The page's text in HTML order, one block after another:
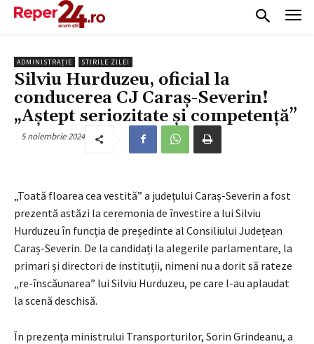
ADMINISTRAȚIE STIRILE ZILEI
Silviu Hurduzeu, oficial la
conducerea CJ Caraș-Severin!
„Aștept seriozitate și competență”
5 noiembrie 2024
„Toată floarea cea vestită” a județului Caraș-Severin a fost
prezentă astăzi la ceremonia de învestire a lui Silviu
Hurduzeu în funcția de președinte al Consiliului Județean
Caraș-Severin. De la candidați la alegerile parlamentare, la
primari și directori de instituții, nimeni nu a dorit să rateze
„re-înscăunarea” lui Silviu Hurduzeu, pe care l-au aplaudat
la scenă deschisă.
În prezența ministrului Transporturilor, Sorin Grindeanu, a